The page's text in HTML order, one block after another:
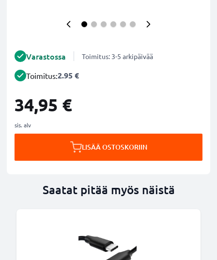
Varastossa Toimitus: 3-5 arkipäivää
Toimitus:2.95 €
34,95 €
sis. alv
LISÄÄ OSTOSKORIIN
Saatat pitää myös näistä